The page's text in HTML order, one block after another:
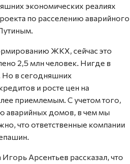
экономических реалиях
по расселению аварийного
ЖКХ, сейчас это
2,5 млн человек. Нигде в
Но в сегодняшних
и росте цен на
приемлемым. С учетом того,
аварийных домов, в чем мы
что ответственные компании
Арсентьев рассказал, что